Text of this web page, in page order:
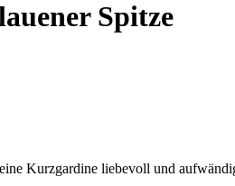
Spitze
Kurzgardine liebevoll und